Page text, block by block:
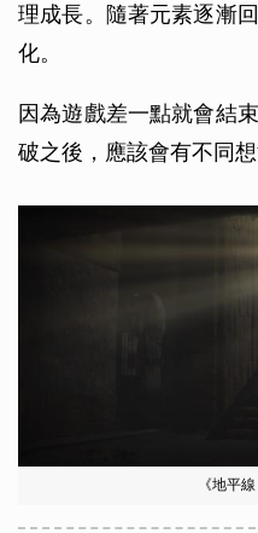
理成長。隨著元素逐漸
化。
因為遊戲差一點就會結
破之後，應該會有不同想
《地平